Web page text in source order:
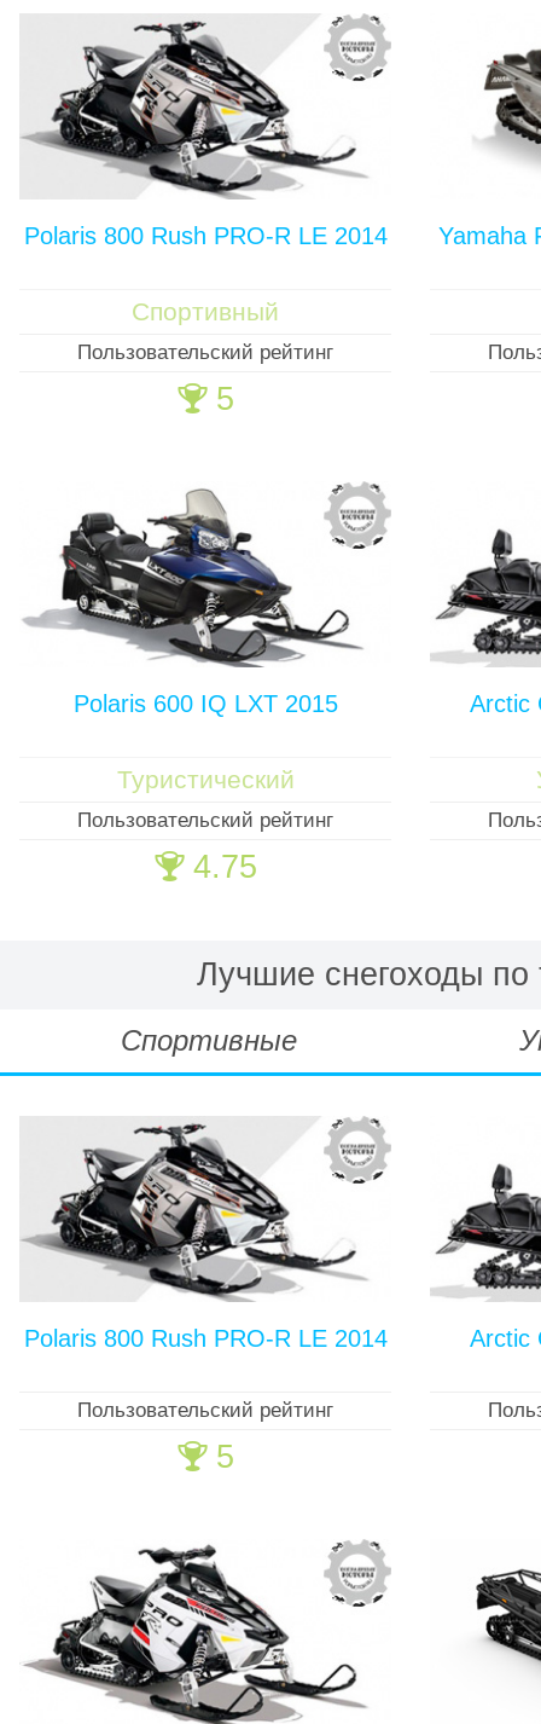
Polaris 800 Rush PRO-R LE 2014
Спортивный
Пользовательский рейтинг
🏆 5
Yamaha
Polaris 600 IQ LXT 2015
Туристический
Пользовательский рейтинг
🏆 4.75
Arctic
Лучшие снегоходы по
Спортивные
Polaris 800 Rush PRO-R LE 2014
Пользовательский рейтинг
🏆 5
Arctic